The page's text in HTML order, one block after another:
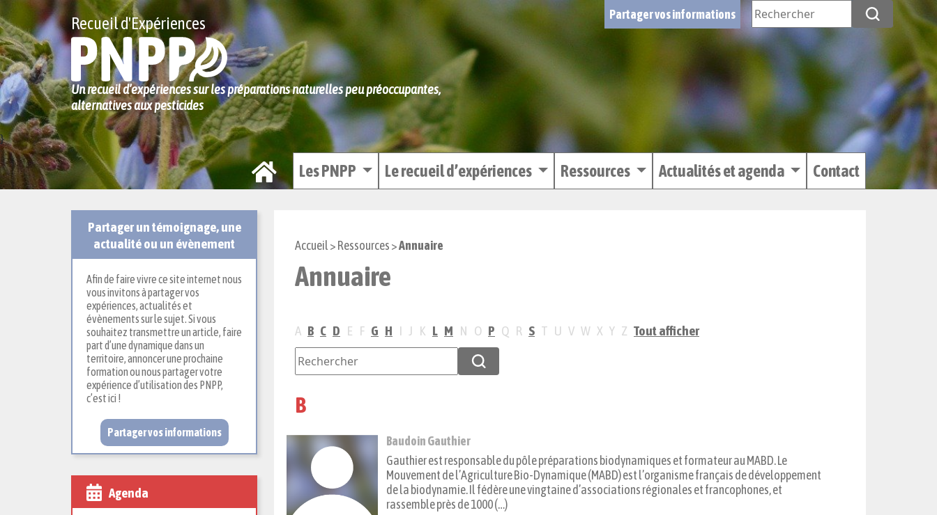
Recueil d'Expériences
Un recueil d’expériences sur les préparations naturelles peu préoccupantes,
alternatives aux pesticides
Partager vos informations
}
Les PNPP Le recueil d’expériences Ressources Actualités et agenda Contact
Partager un témoignage, une
actualité ou un évènement
Afin de faire vivre ce site internet nous
vous invitons à partager vos
expériences, actualités et
évènements sur le sujet. Si vous
souhaitez transmettre un article, faire
part d’une dynamique dans un
territoire, annoncer une prochaine
formation ou nous partager votre
expérience d’utilisation des PNPP,
c’est ici !
Partager vos informations
Agenda
Accueil>Ressources>Annuaire
Annuaire
A B C D E F G H I J K L M N O P Q R S T U V W X Y Z Tout afficher
B
Baudoin Gauthier
Gauthier est responsable du pôle préparations biodynamiques et formateur au MABD. Le
Mouvement de l’Agriculture Bio-Dynamique (MABD) est l’organisme français de développement
de la biodynamie. Il fédère une vingtaine d’associations régionales et francophones, et
rassemble près de 1000 (…)